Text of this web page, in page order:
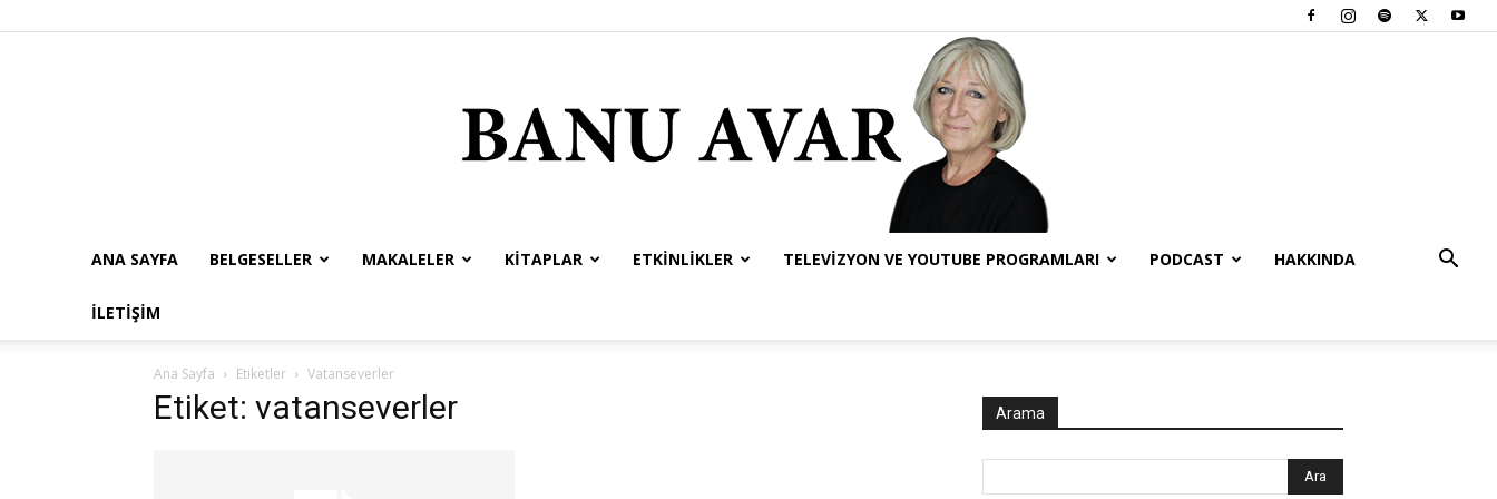
ANA SAYFA BELGESELLER MAKALELER KITAPLAR ETKINLIKLER TELEVIZYON VE YOUTUBE PROGRAMLARI PODCAST HAKKINDA
İLETIŞIM
Ana Sayfa Etiketler Vatanseverler
Etiket: vatanseverler Arama